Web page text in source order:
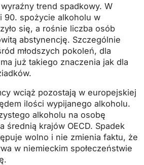
trend spadkowy. W
90. spożycie alkoholu w
się, a rośnie liczba osób
abstynencję. Szczególnie
młodszych pokoleń, dla
już takiego znaczenia jak dla
wciąż pozostają w europejskiej
ilości wypijanego alkoholu.
alkoholu na osobę
średnią krajów OECD. Spadek
wolno i nie zmienia faktu, że
w niemieckim społeczeństwie